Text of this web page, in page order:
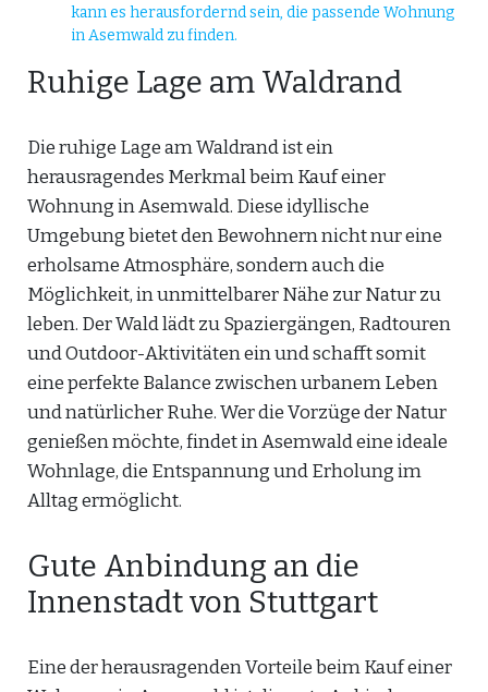
kann es herausfordernd sein, die passende Wohnung
in Asemwald zu finden.
Ruhige Lage am Waldrand
Die ruhige Lage am Waldrand ist ein
herausragendes Merkmal beim Kauf einer
Wohnung in Asemwald. Diese idyllische
Umgebung bietet den Bewohnern nicht nur eine
erholsame Atmosphäre, sondern auch die
Möglichkeit, in unmittelbarer Nähe zur Natur zu
leben. Der Wald lädt zu Spaziergängen, Radtouren
und Outdoor-Aktivitäten ein und schafft somit
eine perfekte Balance zwischen urbanem Leben
und natürlicher Ruhe. Wer die Vorzüge der Natur
genießen möchte, findet in Asemwald eine ideale
Wohnlage, die Entspannung und Erholung im
Alltag ermöglicht.
Gute Anbindung an die
Innenstadt von Stuttgart
Eine der herausragenden Vorteile beim Kauf einer